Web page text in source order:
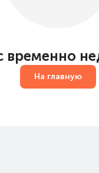
временно
На главную